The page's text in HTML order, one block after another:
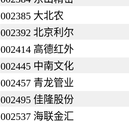
002385 大北农
002392 北京利尔
002414 高德红外
002445 中南文化
002457 青龙管业
002495 佳隆股份
002537 海联金汇